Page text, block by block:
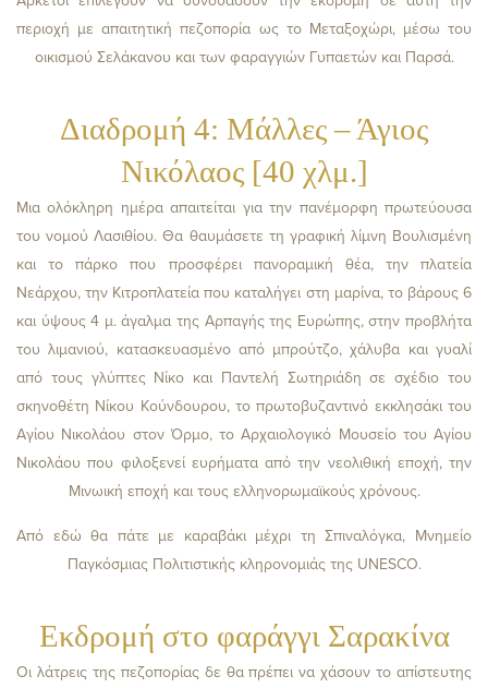
περιοχή με απαιτητική πεζοπορία ως το Μεταξοχώρι, μέσω του
οικισμού Σελάκανου και των φαραγγιών Γυπαετών και Παρσά.
Διαδρομή 4: Μάλλες – Άγιος
Νικόλαος [40 χλμ.]
Μια ολόκληρη ημέρα απαιτείται για την πανέμορφη πρωτεύουσα
του νομού Λασιθίου. Θα θαυμάσετε τη γραφική λίμνη Βουλισμένη
και το πάρκο που προσφέρει πανοραμική θέα, την πλατεία
Νεάρχου, την Κιτροπλατεία που καταλήγει στη μαρίνα, το βάρους 6
και ύψους 4 μ. άγαλμα της Αρπαγής της Ευρώπης, στην προβλήτα
του λιμανιού, κατασκευασμένο από μπρούτζο, χάλυβα και γυαλί
από τους γλύπτες Νίκο και Παντελή Σωτηριάδη σε σχέδιο του
σκηνοθέτη Νίκου Κούνδουρου, το πρωτοβυζαντινό εκκλησάκι του
Αγίου Νικολάου στον Όρμο, το Αρχαιολογικό Μουσείο του Αγίου
Νικολάου που φιλοξενεί ευρήματα από την νεολιθική εποχή, την
Μινωική εποχή και τους ελληνορωμαϊκούς χρόνους.
Από εδώ θα πάτε με καραβάκι μέχρι τη Σπιναλόγκα, Μνημείο
Παγκόσμιας Πολιτιστικής κληρονομιάς της UNESCO.
Εκδρομή στο φαράγγι Σαρακίνα
Οι λάτρεις της πεζοπορίας δε θα πρέπει να χάσουν το απίστευτης